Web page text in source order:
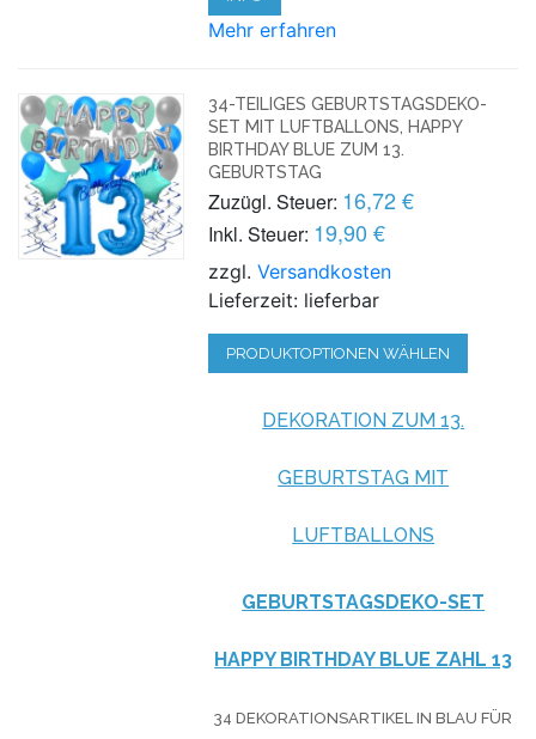
Mehr erfahren
34-TEILIGES GEBURTSTAGSDEKO-
SET MIT LUFTBALLONS, HAPPY
BIRTHDAY BLUE ZUM 13.
GEBURTSTAG
Zuzügl. Steuer: 16,72 €
Inkl. Steuer: 19,90 €
zzgl.Versandkosten
Lieferzeit: lieferbar
PRODUKTOPTIONEN WÄHLEN
DEKORATION ZUM 13.
GEBURTSTAG MIT
LUFTBALLONS
GEBURTSTAGSDEKO-SET
HAPPY BIRTHDAY BLUE ZAHL 13
34 DEKORATIONSARTIKEL IN BLAU FÜR